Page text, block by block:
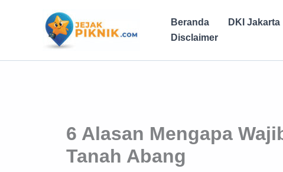
Beranda DKI Jakarta
Disclaimer
6 Alasan Mengapa
Tanah Abang